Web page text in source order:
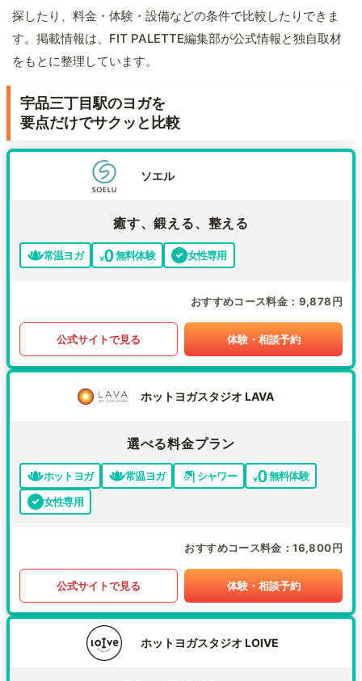
探したり、料金・体験・設備などの条件で比較したりできま
す。掲載情報は、FIT PALETTE編集部が公式情報と独自取材
をもとに整理しています。
宇品三丁目駅のヨガを
要点だけでサクッと比較
ソエル
癒す、鍛える、整える
常温ヨガ 無料体験 女性専用
おすすめコース料金 9,878円
公式サイトで見る 体験・相談予約
ホットヨガスタジオ LAVA
選べる料金プラン
ホットヨガ 常温ヨガ シャワー
無料体験
女性専用
おすすめコース料金 16,800円
公式サイトで見る 体験・相談予約
ホットヨガスタジオ LOIVE